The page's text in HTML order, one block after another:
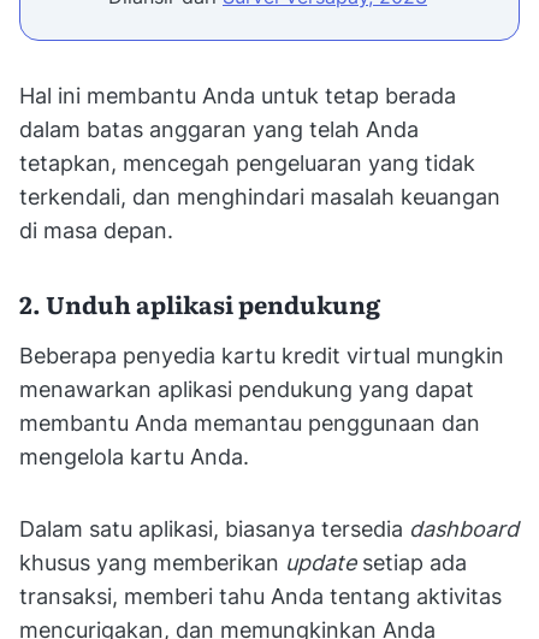
Hal ini membantu Anda untuk tetap berada
dalam batas anggaran yang telah Anda
tetapkan, mencegah pengeluaran yang tidak
terkendali, dan menghindari masalah keuangan
di masa depan.
2. Unduh aplikasi pendukung
Beberapa penyedia kartu kredit virtual mungkin
menawarkan aplikasi pendukung yang dapat
membantu Anda memantau penggunaan dan
mengelola kartu Anda.
Dalam satu aplikasi, biasanya tersedia dashboard
khusus yang memberikan update setiap ada
transaksi, memberi tahu Anda tentang aktivitas
mencurigakan, dan memungkinkan Anda